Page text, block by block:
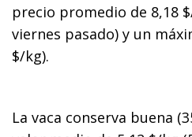
precio promedio de 8,18
viernes pasado) y un
$/kg).
La vaca conserva buena